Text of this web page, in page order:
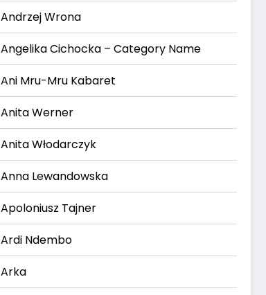
Andrzej Wrona
Angelika Cichocka – Category Name
Ani Mru-Mru Kabaret
Anita Werner
Anita Włodarczyk
Anna Lewandowska
Apoloniusz Tajner
Ardi Ndembo
Arka